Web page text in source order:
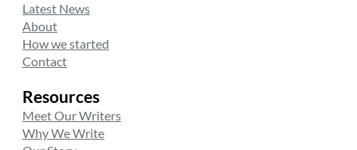
Latest News
About
How we started
Contact
Resources
Meet Our Writers
Why We Write